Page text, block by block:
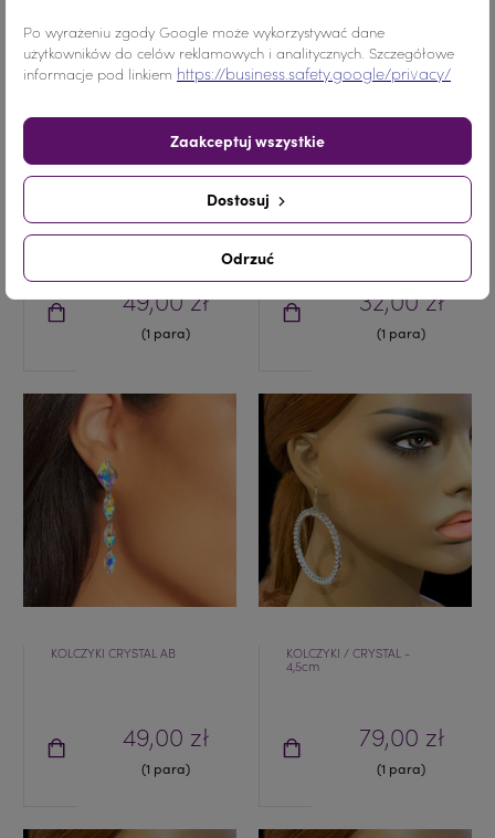
49,00 zł
(1 para)
32,00 zł
(1 para)
KOLCZYKI CRYSTAL AB
49,00 zł
(1 para)
KOLCZYKI / CRYSTAL -
4,5cm
79,00 zł
(1 para)
Po wyrażeniu zgody Google może wykorzystywać dane
użytkowników do celów reklamowych i analitycznych. Szczegółowe
informacje pod linkiem https://business.safety.google/privacy/
Odrzuć
Dostosuj
Zaakceptuj wszystkie